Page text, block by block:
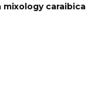
mixology caraibica